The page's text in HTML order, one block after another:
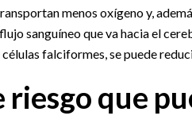
menos oxígeno y,
sanguíneo que va hacia el
falciformes, se puede
riesgo que